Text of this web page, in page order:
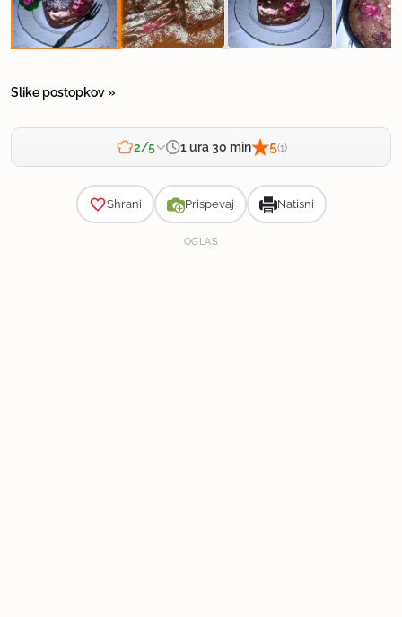
Slike postopkov »
2/5 1 ura 30 min 5(1)
Shrani Prispevaj Natisni
OGLAS